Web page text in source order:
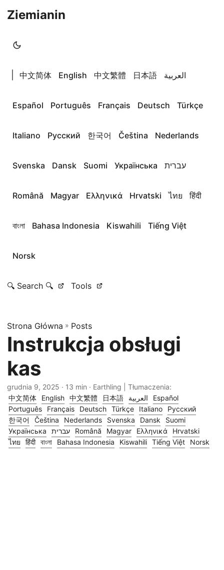
Ziemianin
中文简体 English 中文繁體 日本語 العربية
Español Português Français Deutsch Türkçe
Italiano Русский 한국어 Čeština Nederlands
Svenska Dansk Suomi Українська עברית
Română Magyar Ελληνικά Hrvatski ไทย हिंदी
বাংলা Bahasa Indonesia Kiswahili Tiếng Việt
Norsk
🔍 Search 🔍 Tools
Strona Główna » Posts
Instrukcja obsługi
kas
grudnia 9, 2025 · 13 min · Earthling | Tłumaczenia:
中文简体
English 中文繁體 日本語 العربية
Español
Português
Français Deutsch Türkçe Italiano
Русский
한국어
Čeština Nederlands Svenska Dansk
Suomi
Українська
עברית Română Magyar Ελληνικά
Hrvatski
ไทย
हिंदी বাংলা Bahasa Indonesia Kiswahili Tiếng Việt Norsk